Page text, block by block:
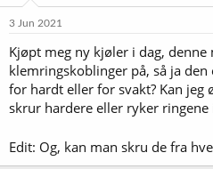
3 Jun 2021
Kjøpt meg ny kjøler i dag,
klemringskoblinger på, så ja
for hardt eller for svakt? Kan jeg
skrur hardere eller ryker
Edit: Og, kan man skru de fra